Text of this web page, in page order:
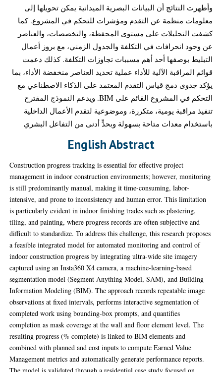
وأظهرت النتائج أن البيانات البصرية الميدانية يمكن تحويلها إلى
معلومات منظمة عن التقدم ومؤشرات للتحكم في المشروع. كما
كشفت التحليلات على مستوى المحفظة، والتخصصات، والعناصر
عن وجود انحرافات في التكلفة والجدول الزمني، مع بروز أعمال
التبليط بوصفها أحد أهم مسببات تجاوزات التكلفة. كذلك دعمت
قوائم المراقبة الآلية للأداء عملية تحديد العناصر منخفضة الأداء، بما
يؤكد جدوى دمج قياس التقدم المعتمد على الذكاء الاصطناعي مع
التحكم في المشروع القائم على BIM. ويدعم النموذج المقترح
تنفيذ مراقبة يومية، متكررة، وموضوعية لتقدم الأعمال الداخلية
باستخدام معدات متاحة بسهولة وبحدٍّ أدنى من التفاعل البشري
English Abstract
Construction progress tracking is essential for effective project
management in indoor construction environments; however, monitoring
is still predominantly manual, making it time-consuming, labor-
intensive, and prone to inconsistency and human error. This limitation
is particularly evident in indoor finishing trades such as plastering,
tiling, and painting, where progress records are often subjective and
difficult to standardize. To address this challenge, this research proposes
a feasible integrated model for automated monitoring and control of
indoor construction progress by integrating ultra-wide site imagery
captured using an Insta360 X4 camera, a machine-learning-based
segmentation model (Segment Anything Model, SAM), and Building
Information Modeling (BIM). The approach records repeatable image
observations at fixed intervals, performs interactive segmentation of
completed work using bounding-box prompts, and quantifies
completion as mask coverage at the wall and floor element level. The
resulting progress (% complete) is linked to BIM elements and
combined with planned and cost inputs to compute Earned Value
Management metrics and automatically generate performance reports.